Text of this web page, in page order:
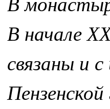
В
В начале
связаны и